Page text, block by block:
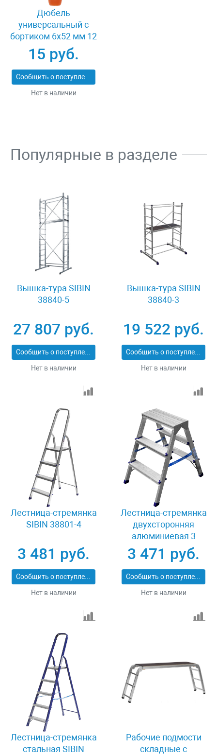
Дюбель
универсальный с
бортиком 6x52 мм 12
шт Зубр 4-301186-06-
052
15 руб.
Сообщить о поступлении
Нет в наличии
Популярные в разделе
Вышка-тура SIBIN
38840-5
27 807 руб.
Сообщить о поступлении
Нет в наличии
Вышка-тура SIBIN
38840-3
19 522 руб.
Сообщить о поступлении
Нет в наличии
Лестница-стремянка
SIBIN 38801-4
3 481 руб.
Сообщить о поступлении
Нет в наличии
Лестница-стремянка
двухсторонняя
алюминиевая 3
ступени Сибин 38825-
03
3 471 руб.
Сообщить о поступлении
Нет в наличии
Лестница-стремянка
стальная SIBIN
Рабочие подмости
складные с